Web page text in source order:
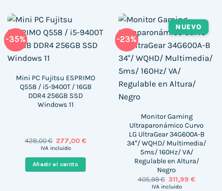
-35%
Mini PC Fujitsu ESPRIMO
Q558 / i5-9400T / 16GB
DDR4 256GB SSD
Windows 11
428,00€ El
precio
era:
428,00 €.
277,00€El
IVA incluido
Añadir al carrito
-23%
NUEVO
Monitor Gaming
Ultraparonámico Curvo
LG UltraGear 34G600A-B
34″/ WQHD/ Multimedia/
5ms/ 160Hz/ VA/
Regulable en Altura/
Negro
405,99€ El
precio
311,99€El
IVA incluido